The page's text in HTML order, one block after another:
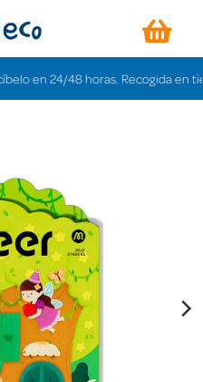
24/48 horas. Recogida en